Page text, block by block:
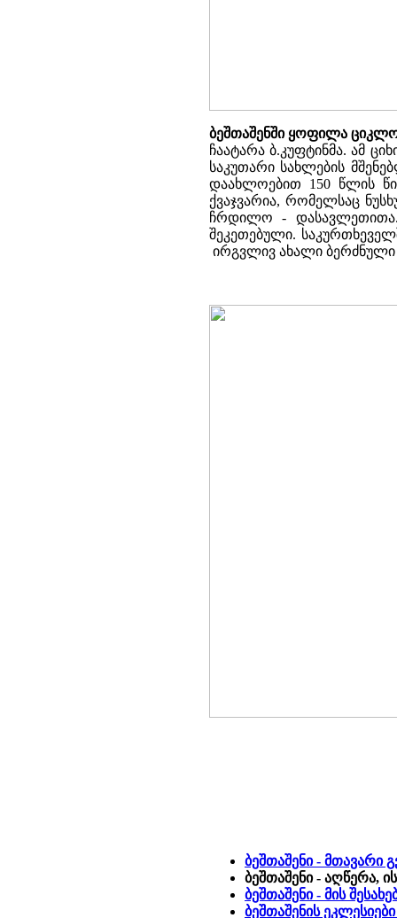
ბეშთაშენში ყოფილა
ჩაატარა ბ.კუფტინმა. ამ
საკუთარი სახლების
დაახლოებით 150 წლის
ქვაჯვარია, რომელსაც
ჩრდილო - დასავლეთითა.
შეკეთებული.
ირგვლივ ახალი
ბეშთაშენი - მთავარი
ბეშთაშენი - აღწერა,
ბეშთაშენი - მის
ბეშთაშენის